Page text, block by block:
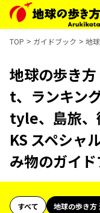
TOP ガイドブック 地
地球の歩き
t、ランキン
tyle、島旅、
KS スペシャ
み物のガイ
すべて 地球の歩き方